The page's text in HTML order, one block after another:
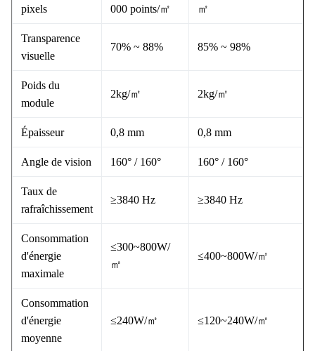
pixels
000 points/㎡
㎡
Transparence
visuelle
70% ~ 88% 85% ~ 98%
Poids du
module
2kg/㎡ 2kg/㎡
Épaisseur 0,8 mm 0,8 mm
Angle de vision 160° / 160° 160° / 160°
Taux de
rafraîchissement
≥3840 Hz ≥3840 Hz
Consommation
d'énergie
maximale
≤300~800W/
㎡
≤400~800W/㎡
Consommation
d'énergie
moyenne
≤240W/㎡ ≤120~240W/㎡